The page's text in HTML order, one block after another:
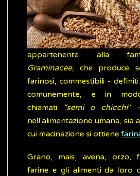
appartenente alla
Graminacee, che produce
farinosi, commestibili - definiti
comunemente, e in
chiamati
“semi o chicchi”
nell'alimentazione umana, sia
cui macinazione si ottiene
Grano, mais, avena, orzo,
farine e gli alimenti da loro